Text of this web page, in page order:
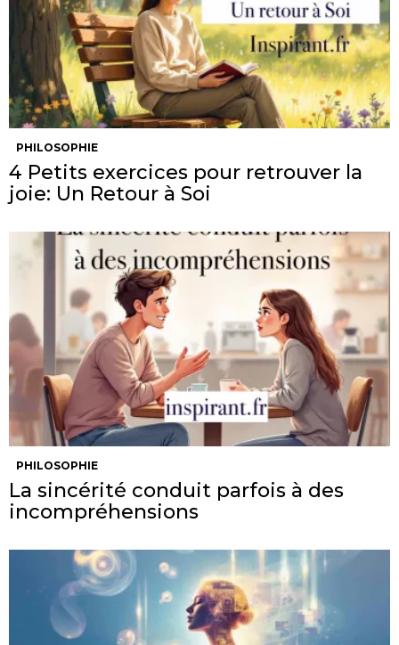
PHILOSOPHIE
4 Petits exercices pour retrouver la
joie: Un Retour à Soi
PHILOSOPHIE
La sincérité conduit parfois à des
incompréhensions